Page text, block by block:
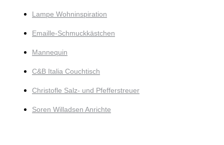
Lampe Wohninspiration
Emaille-Schmuckkästchen
Mannequin
C&B Italia Couchtisch
Christofle Salz- und Pfefferstreuer
Soren Willadsen Anrichte